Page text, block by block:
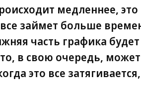
медленнее,
займет больше
часть графика
в свою очередь, может
это все